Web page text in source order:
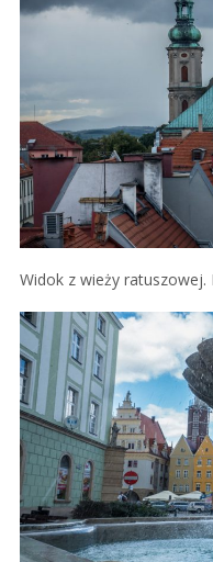
Widok z wieży